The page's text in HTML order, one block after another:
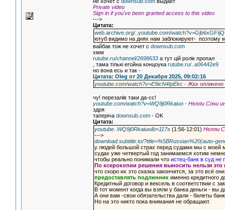
Private video
Sign in if you've been granted access to this video
--->
Цитата:
web.archive.org/..youtube.com/
ютуб видимо на днях нам заблокируют- поэтому
вайбак тож не хочет с downsub.com
хмм
rutube.ru/channel/2698633 а тут цiй ролiк пропал
, тама тiлькi егойна концоука rutube.ru/..a06442e9
но вона есь и так -
Цитата: Oleg от 20 Декабря 2025, 09:02:16
youtube.com/watch?v=E9icN4IpEkc - Жкх
чу! перезалiв таки да-сс!
youtube.com/watch?v=WQ9j0Rkaiuo - Нелли Сочи
здря
таперiча downsub.com - OK
Цитата:
youtube..WQ9j0Rkaiuo&t=117s (1:56-12:01) Нелли
--->
download.subtitle.to/?title=%5BRussian%20(auto-
у людей большой страх перед судами мы с моей
судах уже четвертый год занимаемся хотим
чтобы реально понимали что истец-банк в суд не
По ксерокопии решения выносить нельзя это
что скоро их это сказка закончится, за это всё
предоставлять подлинник именно кредитного
Кредитный договор и вексель в соответствии с
В тот момент когда вы взяли у банка деньги - вы
А они вам -свои обязательства дали - билеты
Но на это никто пока внимания не обращают.